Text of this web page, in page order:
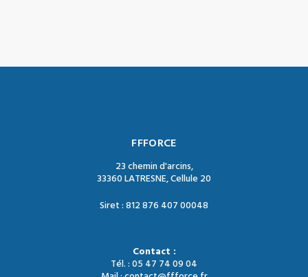
FFFORCE
23 chemin d'arcins,
33360 LATRESNE, Cellule 20
Siret : 812 876 407 00048
Contact :
Tél. : 05 47 74 09 04